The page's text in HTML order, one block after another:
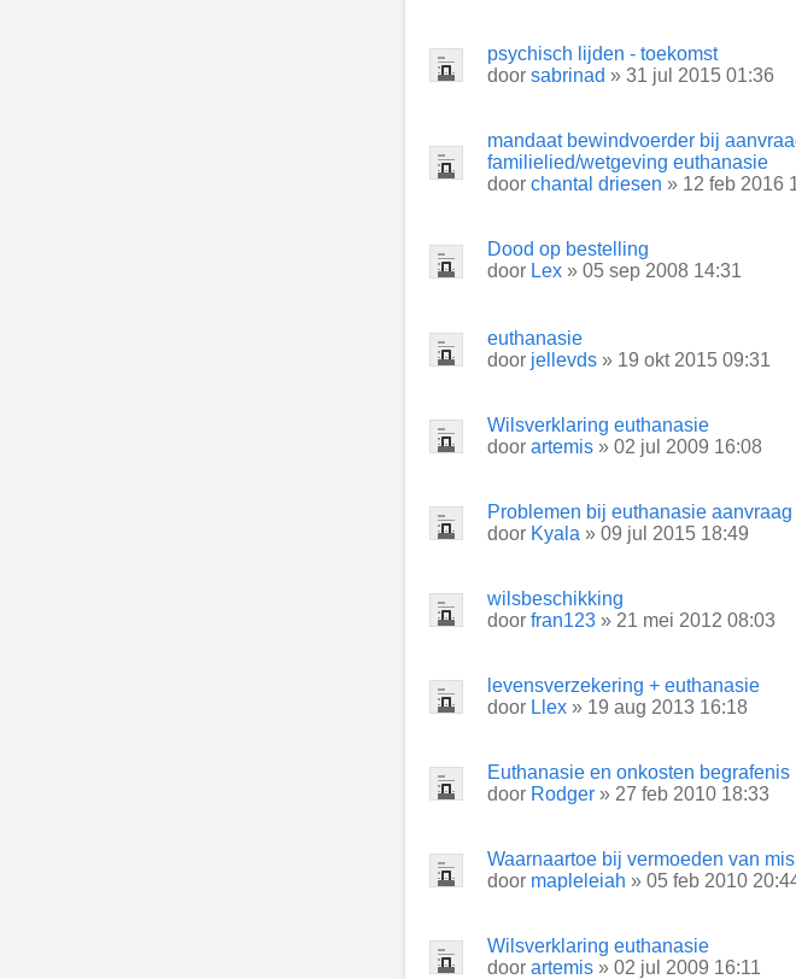
psychisch lijden - toekomst
door sabrinad » 31 jul 2015 01:36
mandaat bewindvoerder bij
familielied/wetgeving euthanasie
door chantal driesen » 12 feb 2016
Dood op bestelling
door Lex » 05 sep 2008 14:31
euthanasie
door jellevds » 19 okt 2015 09:31
Wilsverklaring euthanasie
door artemis » 02 jul 2009 16:08
Problemen bij euthanasie aanvraag
door Kyala » 09 jul 2015 18:49
wilsbeschikking
door fran123 » 21 mei 2012 08:03
levensverzekering + euthanasie
door Llex » 19 aug 2013 16:18
Euthanasie en onkosten begrafenis
door Rodger » 27 feb 2010 18:33
Waarnaartoe bij vermoeden van
door mapleleiah » 05 feb 2010
Wilsverklaring euthanasie
door artemis » 02 jul 2009 16:11